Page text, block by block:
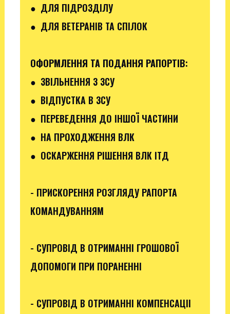
● ДЛЯ ПІДРОЗДІЛУ
● ДЛЯ ВЕТЕРАНІВ ТА СПІЛОК
ОФОРМЛЕННЯ ТА ПОДАННЯ РАПОРТІВ:
● ЗВІЛЬНЕННЯ З ЗСУ
● ВІДПУСТКА В ЗСУ
● ПЕРЕВЕДЕННЯ ДО ІНШОЇ ЧАСТИНИ
● НА ПРОХОДЖЕННЯ ВЛК
● ОСКАРЖЕННЯ РІШЕННЯ ВЛК ІТД
- ПРИСКОРЕННЯ РОЗГЛЯДУ РАПОРТА
КОМАНДУВАННЯМ
- СУПРОВІД В ОТРИМАННІ ГРОШОВОЇ
ДОПОМОГИ ПРИ ПОРАНЕННІ
- СУПРОВІД В ОТРИМАННІ КОМПЕНСАЦІІ